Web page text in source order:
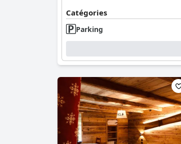
Catégories
Parking